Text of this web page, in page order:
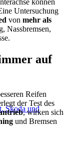
Skoda und
können
Untersuchung
von mehr als
Nassbremsen,
auf
Reifen
der Test des
, wirken sich
und Bremsen